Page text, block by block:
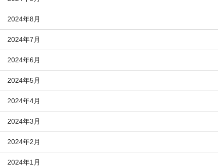
2024年8月
2024年7月
2024年6月
2024年5月
2024年4月
2024年3月
2024年2月
2024年1月